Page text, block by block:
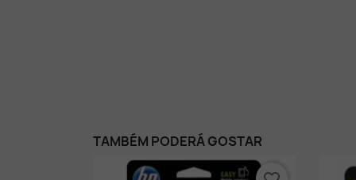
TAMBÉM PODERÁ GOSTAR